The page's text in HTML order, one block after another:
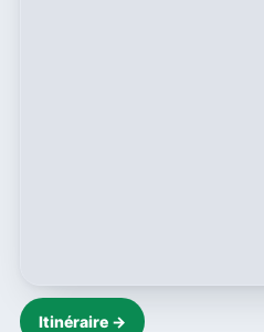
Itinéraire →